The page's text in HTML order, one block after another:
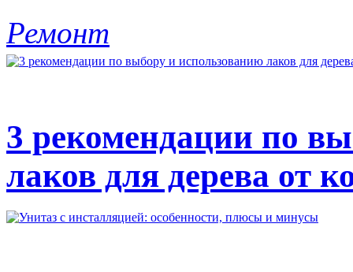
Ремонт
3 рекомендации по
лаков для дерева от